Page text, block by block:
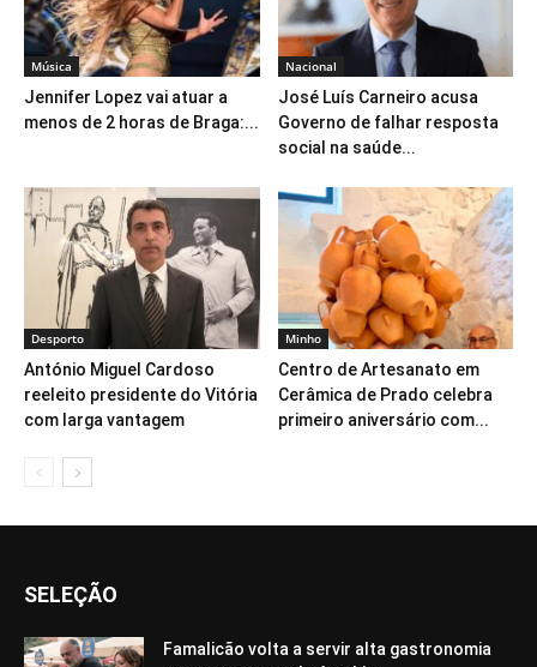
Música
Jennifer Lopez vai atuar a
menos de 2 horas de Braga:...
Nacional
José Luís Carneiro acusa
Governo de falhar resposta
social na saúde...
Desporto
António Miguel Cardoso
reeleito presidente do Vitória
com larga vantagem
Minho
Centro de Artesanato em
Cerâmica de Prado celebra
primeiro aniversário com...
SELEÇÃO
Famalicão volta a servir alta gastronomia